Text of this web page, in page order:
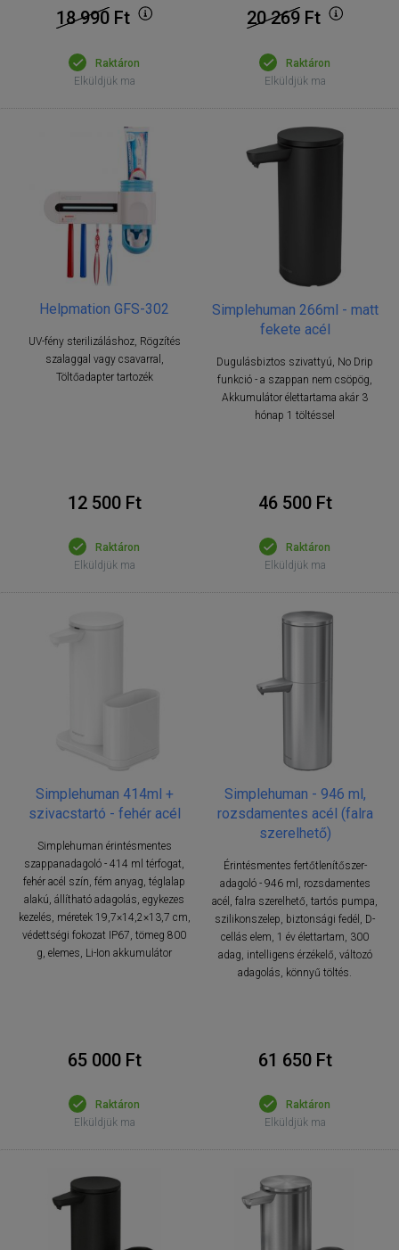
18 990Ft
Raktáron
Elküldjük ma
20 269Ft
Raktáron
Elküldjük ma
Helpmation GFS-302
UV-fény sterilizáláshoz, Rögzítés
szalaggal vagy csavarral,
Töltőadapter tartozék
12 500 Ft
Raktáron
Elküldjük ma
Simplehuman 266ml - matt
fekete acél
Dugulásbiztos szivattyú, No Drip
funkció - a szappan nem csöpög,
Akkumulátor élettartama akár 3
hónap 1 töltéssel
46 500 Ft
Raktáron
Elküldjük ma
Simplehuman 414ml +
szivacstartó - fehér acél
Simplehuman érintésmentes
szappanadagoló - 414 ml térfogat,
fehér acél szín, fém anyag, téglalap
alakú, állítható adagolás, egykezes
kezelés, méretek 19,7×14,2×13,7 cm,
védettségi fokozat IP67, tömeg 800
g, elemes, Li-Ion akkumulátor
65 000 Ft
Raktáron
Elküldjük ma
Simplehuman - 946 ml,
rozsdamentes acél (falra
szerelhető)
Érintésmentes fertőtlenítőszer-
adagoló - 946 ml, rozsdamentes
acél, falra szerelhető, tartós pumpa,
szilikonszelep, biztonsági fedél, D-
cellás elem, 1 év élettartam, 300
adag, intelligens érzékelő, változó
adagolás, könnyű töltés.
61 650 Ft
Raktáron
Elküldjük ma